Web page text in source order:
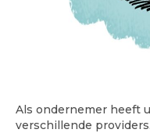
Als ondernemer heeft
verschillende